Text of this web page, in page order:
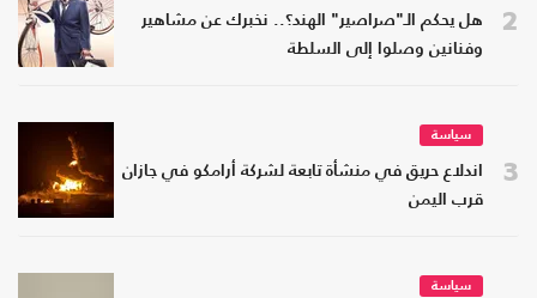
2
هل يحكم الـ"صراصير" الهند؟.. نخبرك عن مشاهير
وفنانين وصلوا إلى السلطة
3
سياسة
اندلاع حريق في منشأة تابعة لشركة أرامكو في جازان
قرب اليمن
سياسة